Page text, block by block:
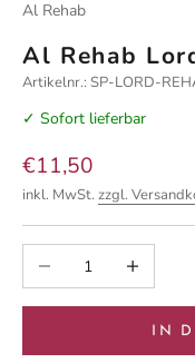
Al Rehab
Al Rehab
Artikelnr.: SP-LORD-
✓ Sofort lieferbar
Angebot
€11,50
inkl. MwSt. zzgl.
Anzahl verringernAnzahl
IN